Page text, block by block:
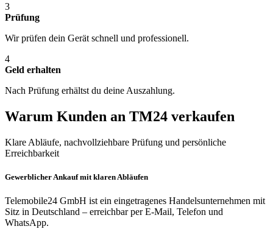
3
Prüfung
Wir prüfen dein Gerät schnell und professionell.
4
Geld erhalten
Nach Prüfung erhältst du deine Auszahlung.
Warum Kunden an TM24 verkaufen
Klare Abläufe, nachvollziehbare Prüfung und persönliche
Erreichbarkeit
Gewerblicher Ankauf mit klaren Abläufen
Telemobile24 GmbH ist ein eingetragenes Handelsunternehmen mit
Sitz in Deutschland – erreichbar per E-Mail, Telefon und
WhatsApp.